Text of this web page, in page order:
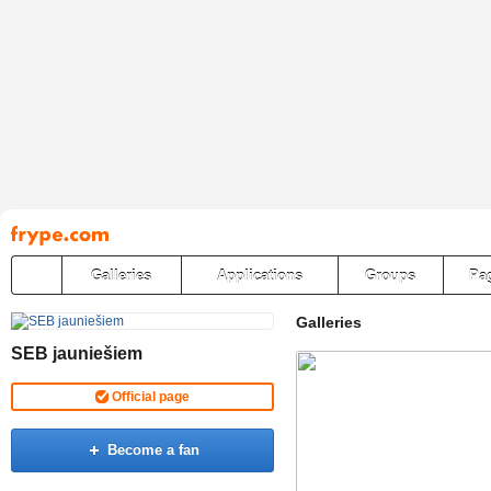
Pāriet
uz
saturu
Galleries Applications Groups
SEB jauniešiem
Official page
Become a fan
Galleries